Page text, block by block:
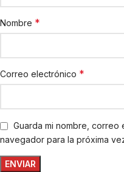
Nombre *
Correo electrónico *
Guarda mi nombre,
navegador para la próxima